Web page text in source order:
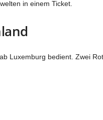
in einem Ticket.
Luxemburg bedient. Zwei